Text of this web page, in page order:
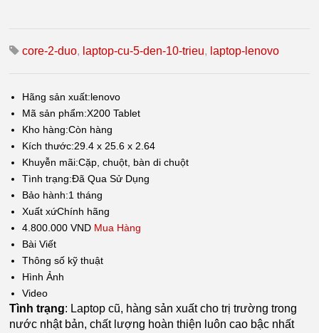
core-2-duo, laptop-cu-5-den-10-trieu, laptop-lenovo
Hãng sản xuất:lenovo
Mã sản phẩm:X200 Tablet
Kho hàng:Còn hàng
Kích thước:29.4 x 25.6 x 2.64
Khuyễn mãi:Cặp, chuột, bàn di chuột
Tình trạng:Đã Qua Sử Dụng
Bảo hành:1 tháng
Xuất xứChính hãng
4.800.000 VND Mua Hàng
Bài Viết
Thông số kỹ thuật
Hình Ảnh
Video
Tình trạng: Laptop cũ, hàng sản xuất cho trị trường trong
nước nhật bản, chất lượng hoàn thiện luôn cao bậc nhất